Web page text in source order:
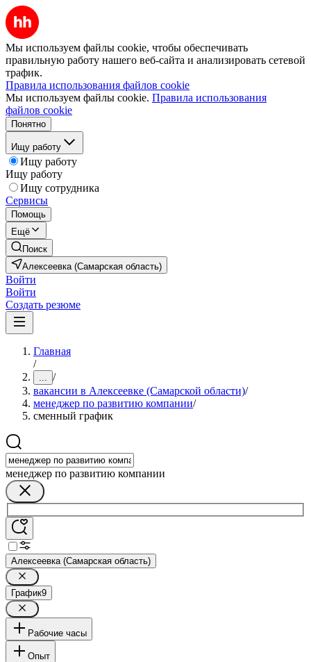
Мы используем файлы cookie, чтобы обеспечивать
правильную работу нашего веб-сайта и анализировать сетевой
трафик.
Правила использования файлов cookie
Мы используем файлы cookie. Правила использования
файлов cookie
Понятно
Ищу работу
Ищу работу
Ищу работу
Ищу сотрудника
Сервисы
Помощь
Ещё
Поиск
Алексеевка (Самарская область)
Войти
Войти
Создать резюме
Главная
/
... /
вакансии в Алексеевке (Самарской области)/
менеджер по развитию компании/
сменный график
менеджер по развитию компании
Алексеевка (Самарская область)
График9
Рабочие часы
Опыт